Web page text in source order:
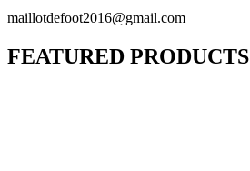
maillotdefoot2016@gmail.com
FEATURED PRODUCTS